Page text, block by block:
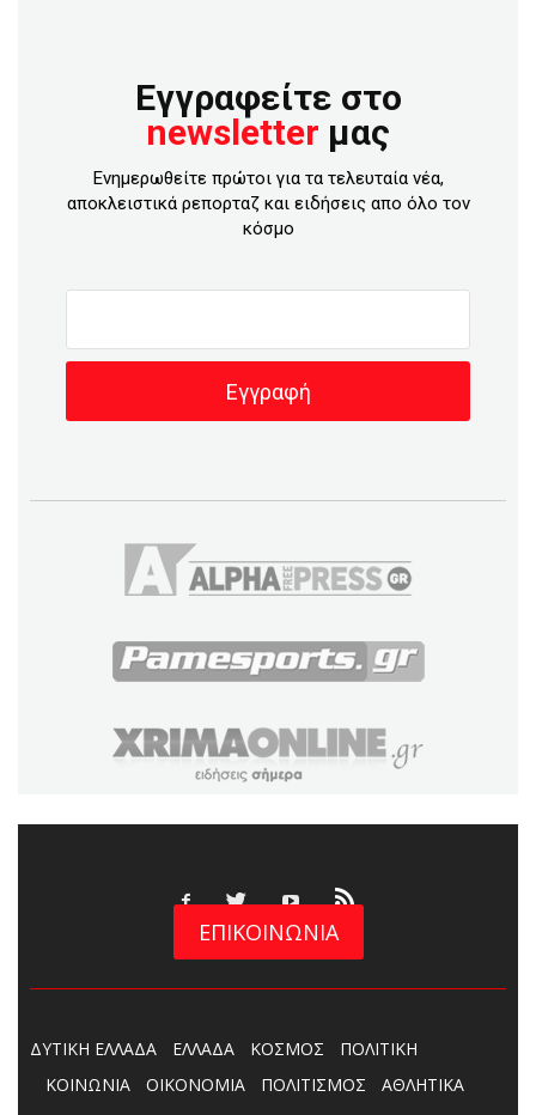
Εγγραφείτε στο
newsletter μας
Ενημερωθείτε πρώτοι για τα τελευταία νέα,
αποκλειστικά ρεπορταζ και ειδήσεις απο όλο τον
κόσμο
ΕΠΙΚΟΙΝΩΝΙΑ
ΔΥΤΙΚΗ ΕΛΛΑΔΑ ΕΛΛΑΔΑ ΚΟΣΜΟΣ
ΠΟΛΙΤΙΚΗ
ΚΟΙΝΩΝΙΑ
ΟΙΚΟΝΟΜΙΑ ΠΟΛΙΤΙΣΜΟΣ
ΑΘΛΗΤΙΚΑ